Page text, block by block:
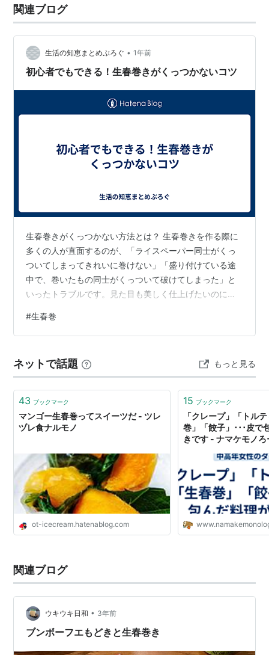
関連ブログ
生活の知恵まとめぶろぐ • 1年前
初心者でもできる！生春巻きがくっつかないコツ
生春巻きがくっつかない方法とは？ 生春巻きを作る際に
多くの人が直面するのが、「ライスペーパー同士がくっ
ついてしまってきれいに巻けない」「盛り付けている途
中で、巻いたもの同士がくっついて破けてしまった」と
いったトラブルです。見た目も美しく仕上げたいのに、
ね。特に初心者の場合、ライスペーパーの扱いに慣れて
いないため、うまく巻けずに困ってしまうことも少なく
工夫や注意点を押さえるだけで、簡単に解消できます。
たとえば、ライスペーパーの戻し方ひとつでも、時間や
水の温度によって大きな違いが生まれるのです。また…
#生春巻
ネットで話題 もっと見る
43 ブックマーク
マンゴー生春巻ってスイーツだ - ツレ
ヅレ食ナルモノ
ot-icecream.hatenablog.com
15 ブックマーク
「クレープ」「トル
巻」「餃子」･･･皮で
きです - ナマケモノろ
関連ブログ
ウキウキ日和 • 3年前
ブンボーフエもどきと生春巻き